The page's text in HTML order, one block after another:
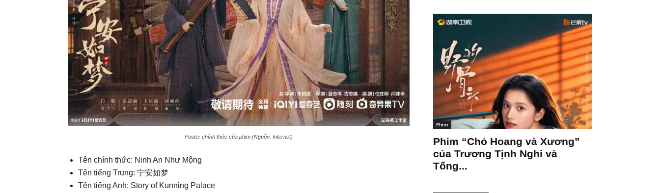
Poster chính thức của phim (Nguồn: Internet)
Tên chính thức: Ninh An Như Mộng
Tên tiếng Trung: 宁安如梦
Tên tiếng Anh: Story of Kunning Palace
Phim
Phim “Chó Hoang và Xương”
của Trương Tịnh Nghi và
Tống...